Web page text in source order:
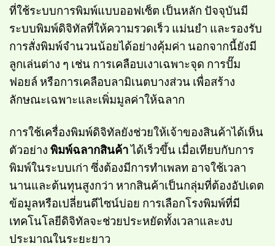
ที่ใช้ระบบการพิมพ์แบบออฟเซ็ต เป็นหลัก ปัจจุบันมี
ระบบพิมพ์ดิจิทัลที่ให้ความรวดเร็ว แม่นยำ และรองรับ
การสั่งพิมพ์จำนวนน้อยได้อย่างคุ้มค่า นอกจากนี้ยังมี
ลูกเล่นต่าง ๆ เช่น การเคลือบเงาเฉพาะจุด การปั๊ม
ฟอยล์ หรือการเคลือบลามิเนตบางส่วน เพื่อสร้าง
ลักษณะเฉพาะและเพิ่มมูลค่าให้ฉลาก
การใช้เครื่องพิมพ์ดิจิทัลยังช่วยให้เจ้าของสินค้าได้เห็น
ตัวอย่าง พิมพ์ฉลากสินค้าได้เร็วขึ้น เมื่อเทียบกับการ
พิมพ์ในระบบเก่า ซึ่งต้องมีการทำเพลท อาจใช้เวลา
นานและต้นทุนสูงกว่า หากสินค้าเป็นกลุ่มที่ต้องอัปเดต
ข้อมูลหรือเปลี่ยนดีไซน์บ่อย การเลือกโรงพิมพ์ที่มี
เทคโนโลยีดิจิทัลจะช่วยประหยัดทั้งเวลาและงบ
ประมาณในระยะยาว